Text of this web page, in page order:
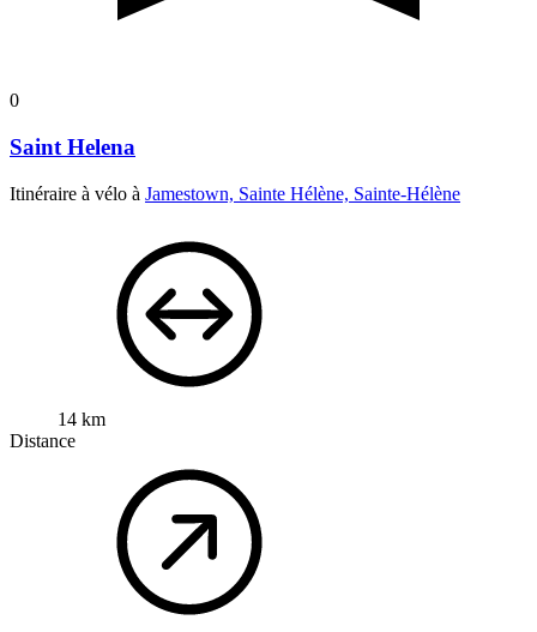
0
Saint Helena
Itinéraire à vélo à Jamestown, Sainte Hélène, Sainte-Hélène
14 km
Distance